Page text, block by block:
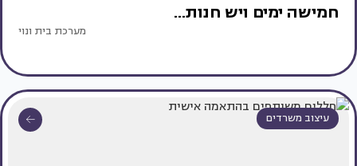
חמישה ימים ויש חנות...
מערכת בית ונוי
עיצוב משרדים